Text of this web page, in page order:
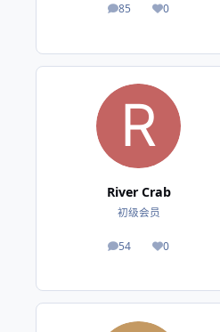
85
帖子 0
荣誉积分
River Crab
初级会员
54
帖子 0
荣誉积分